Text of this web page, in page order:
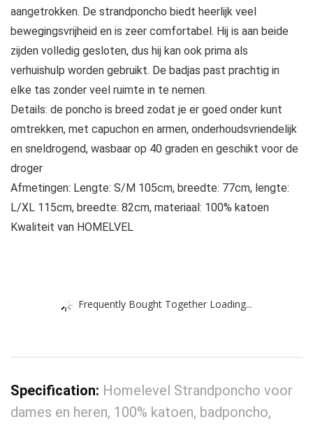
aangetrokken. De strandponcho biedt heerlijk veel
bewegingsvrijheid en is zeer comfortabel. Hij is aan beide
zijden volledig gesloten, dus hij kan ook prima als
verhuishulp worden gebruikt. De badjas past prachtig in
elke tas zonder veel ruimte in te nemen.
Details: de poncho is breed zodat je er goed onder kunt
omtrekken, met capuchon en armen, onderhoudsvriendelijk
en sneldrogend, wasbaar op 40 graden en geschikt voor de
droger
Afmetingen: Lengte: S/M 105cm, breedte: 77cm, lengte:
L/XL 115cm, breedte: 82cm, materiaal: 100% katoen
Kwaliteit van HOMELVEL
Frequently Bought Together Loading...
Specification: Homelevel Strandponcho voor
dames en heren, 100% katoen, badponcho,